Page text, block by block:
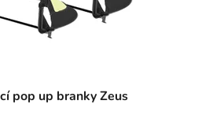
pop up branky Zeus